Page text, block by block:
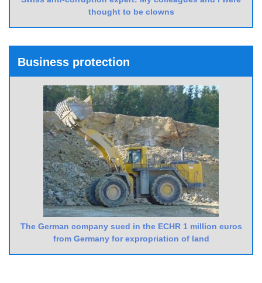
thought to be clowns
Business protection
The German company sued in the ECHR 1 million euros
from Germany for expropriation of land